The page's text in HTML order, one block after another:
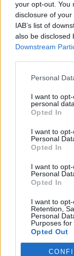
your opt-out. You
disclosure of
IAB’s list of
also be disclosed
Downstream
Personal
I want to
personal data.
Opted In
I want to
Personal
Opted In
I want to
Personal
Opted In
I want to
Retention,
Personal
Purposes for
Opted Out
FAR (Coarnă)
România pe
Altul
Arhiva sondajelor